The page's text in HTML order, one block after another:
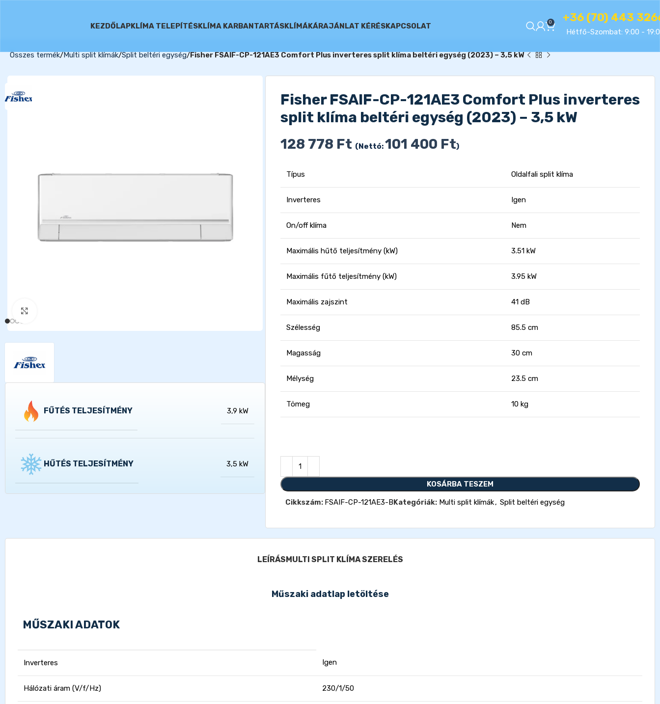
KEZDŐLAPKLÍMA TELEPÍTÉSKLÍMA KARBANTARTÁSKLÍMÁKÁRAJÁNLAT KÉRÉSKAPCSOLAT 0 +36 (70) 443
Hétfő-Szombat: 9:00 -
Összes termék Multi split klímák Split beltéri egység Fisher FSAIF-CP-121AE3 Comfort Plus inverteres split klíma beltéri egység (2023) – 3,5 kW
FŰTÉS TELJESÍTMÉNY 3,9 kW
HŰTÉS TELJESÍTMÉNY 3,5 kW
Fisher FSAIF-CP-121AE3 Comfort Plus inverteres
split klíma beltéri egység (2023) – 3,5 kW
128 778 Ft (Nettó:101 400 Ft)
Típus Oldalfali split klíma
Inverteres Igen
On/off klíma Nem
Maximális hűtő teljesítmény (kW) 3.51 kW
Maximális fűtő teljesítmény (kW) 3.95 kW
Maximális zajszint 41 dB
Szélesség 85.5 cm
Magasság 30 cm
Mélység 23.5 cm
Tömeg 10 kg
KOSÁRBA TESZEM
Cikkszám: FSAIF-CP-121AE3-BKategóriák: Multi split klímák, Split beltéri egység
LEÍRÁSMULTI SPLIT KLÍMA SZERELÉS
Műszaki adatlap letöltése
MŰSZAKI ADATOK
Inverteres Igen
Hálózati áram (V/f/Hz) 230/1/50